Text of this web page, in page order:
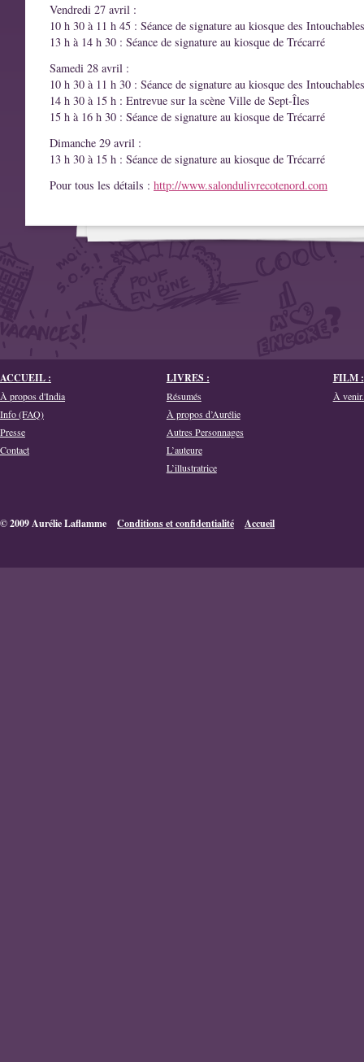
Vendredi 27 avril :
10 h 30 à 11 h 45 : Séance de signature au kiosque des Intouchables
13 h à 14 h 30 : Séance de signature au kiosque de Trécarré
Samedi 28 avril :
10 h 30 à 11 h 30 : Séance de signature au kiosque des Intouchables
14 h 30 à 15 h : Entrevue sur la scène Ville de Sept-Îles
15 h à 16 h 30 : Séance de signature au kiosque de Trécarré
Dimanche 29 avril :
13 h 30 à 15 h : Séance de signature au kiosque de Trécarré
Pour tous les détails : http://www.salondulivrecotenord.com
ACCUEIL :
À propos d'India
Info (FAQ)
Presse
Contact
LIVRES :
Résumés
À propos d’Aurélie
Autres Personnages
L’auteure
L’illustratrice
FILM :
À
© 2009 Aurélie Laflamme Conditions et confidentialité Accueil